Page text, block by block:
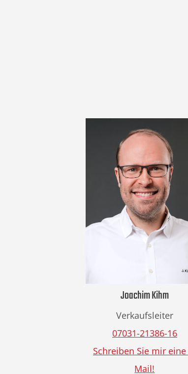
Joachim Kihm
Verkaufsleiter
07031-21386-16
Schreiben Sie mir eine
Mail!